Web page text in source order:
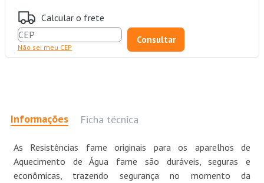
Calcular o frete
Não sei meu CEP
Informações Ficha técnica
As Resistências fame originais para os aparelhos de
Aquecimento de Água fame são duráveis, seguras e
econômicas, trazendo segurança no momento da